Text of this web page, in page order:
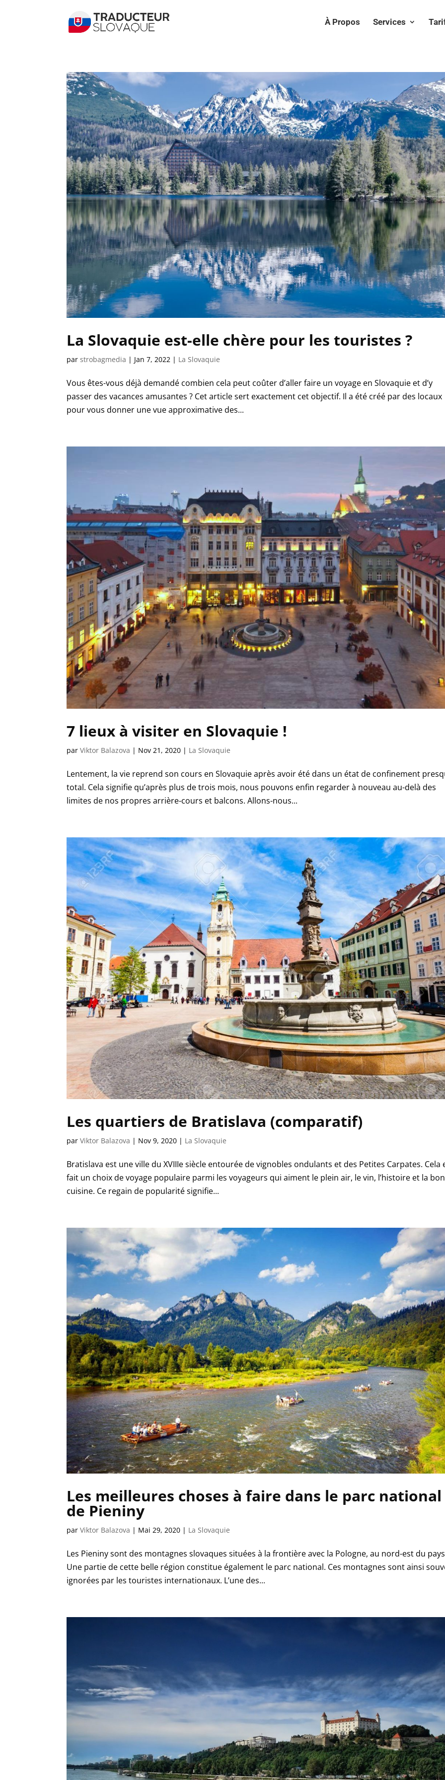
À Propos Services
La Slovaquie est-elle chère pour les touristes ?
parstrobagmedia | Jan 7, 2022 | La Slovaquie
Vous êtes-vous déjà demandé combien cela peut coûter d’aller faire un voyage en Slovaquie et d’y
passer des vacances amusantes ? Cet article sert exactement cet objectif. Il a été créé par des locaux
pour vous donner une vue approximative des...
7 lieux à visiter en Slovaquie !
parViktor Balazova | Nov 21, 2020 | La Slovaquie
Lentement, la vie reprend son cours en Slovaquie après avoir été dans un état de confinement
total. Cela signifie qu’après plus de trois mois, nous pouvons enfin regarder à nouveau au-delà des
limites de nos propres arrière-cours et balcons. Allons-nous...
Les quartiers de Bratislava (comparatif)
parViktor Balazova | Nov 9, 2020 | La Slovaquie
Bratislava est une ville du XVIIIe siècle entourée de vignobles ondulants et des Petites Carpates. Cela
fait un choix de voyage populaire parmi les voyageurs qui aiment le plein air, le vin, l’histoire et la
cuisine. Ce regain de popularité signifie...
Les meilleures choses à faire dans le parc national
de Pieniny
parViktor Balazova | Mai 29, 2020 | La Slovaquie
Les Pieniny sont des montagnes slovaques situées à la frontière avec la Pologne, au nord-est du
Une partie de cette belle région constitue également le parc national. Ces montagnes sont ainsi
ignorées par les touristes internationaux. L’une des...